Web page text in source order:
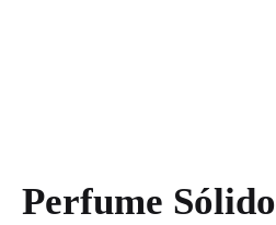
Perfume Sólido